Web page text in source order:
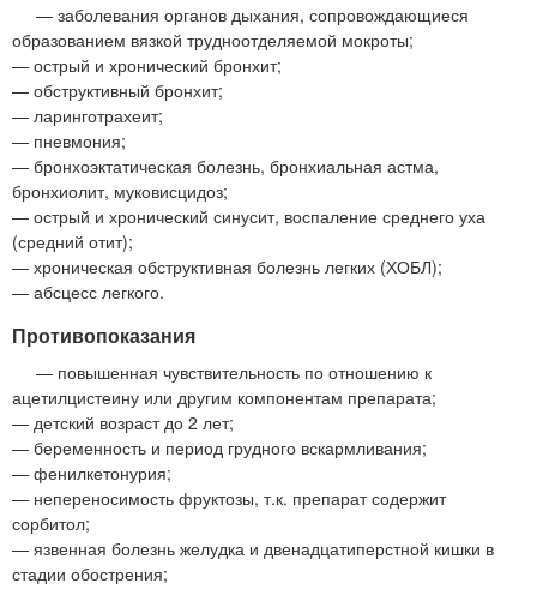
— заболевания органов дыхания, сопровождающиеся
образованием вязкой трудноотделяемой мокроты;
— острый и хронический бронхит;
— обструктивный бронхит;
— ларинготрахеит;
— пневмония;
— бронхоэктатическая болезнь, бронхиальная астма,
бронхиолит, муковисцидоз;
— острый и хронический синусит, воспаление среднего уха
(средний отит);
— хроническая обструктивная болезнь легких (ХОБЛ);
— абсцесс легкого.
Противопоказания
— повышенная чувствительность по отношению к
ацетилцистеину или другим компонентам препарата;
— детский возраст до 2 лет;
— беременность и период грудного вскармливания;
— фенилкетонурия;
— непереносимость фруктозы, т.к. препарат содержит
сорбитол;
— язвенная болезнь желудка и двенадцатиперстной кишки в
стадии обострения;